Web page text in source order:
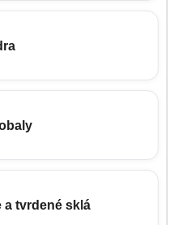
a tvrdené sklá